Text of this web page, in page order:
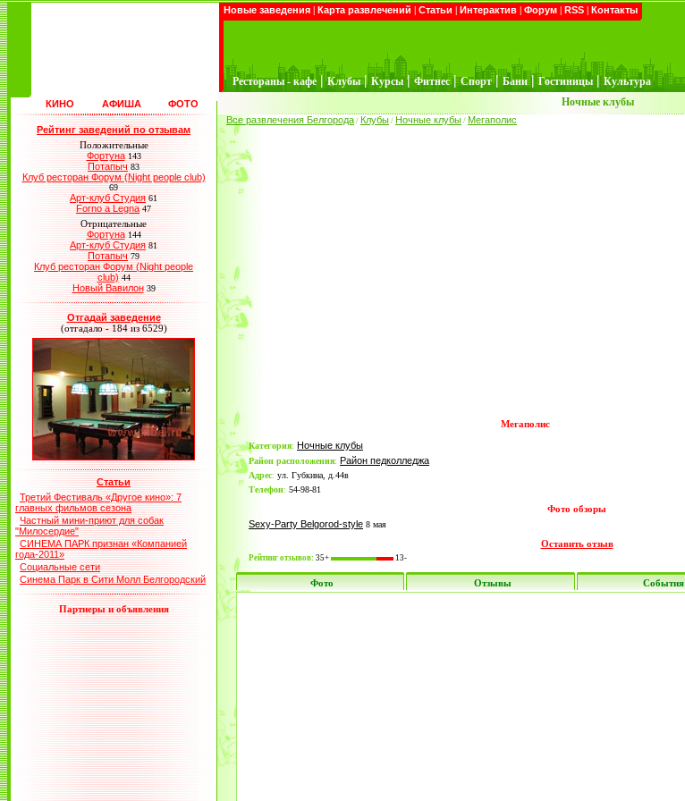
Новые заведения | Карта развлечений | Статьи | Интерактив | Форум | RSS | Контакты
Рестораны - кафе | Клубы | Курсы | Фитнес | Спорт | Бани | Гостиницы | Культура
КИНО АФИША ФОТО Ночные клубы
Рейтинг заведений по отзывам
Положительные
Фортуна 143
Потапыч 83
Клуб ресторан Форум (Night people club)
69
Арт-клуб Студия 61
Forno a Legna 47
Отрицательные
Фортуна 144
Арт-клуб Студия 81
Потапыч 79
Клуб ресторан Форум (Night people
club) 44
Новый Вавилон 39
Отгадай заведение
(отгадало - 184 из 6529)
Статьи
Третий Фестиваль «Другое кино»: 7
главных фильмов сезона
Частный мини-приют для собак
"Милосердие"
СИНЕМА ПАРК признан «Компанией
года-2011»
Социальные сети
Синема Парк в Сити Молл Белгородский
Партнеры и объявления
Все развлечения Белгорода / Клубы / Ночные клубы / Мегаполис
Мегаполис
Категория: Ночные клубы
Район расположения: Район педколледжа
Адрес: ул. Губкина, д.44в
Телефон: 54-98-81
Фото обзоры
Sexy-Party Belgorod-style 8 мая
Оставить отзыв
Рейтинг отзывов: 35+ 13-
Фото Отзывы Cобытия